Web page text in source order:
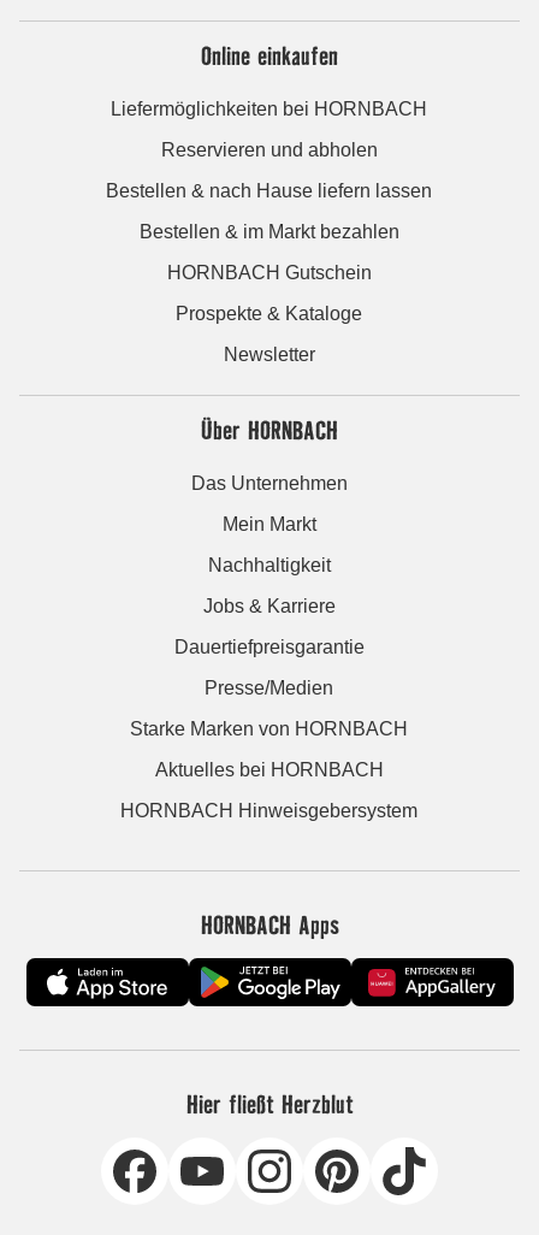
Online einkaufen
Liefermöglichkeiten bei HORNBACH
Reservieren und abholen
Bestellen & nach Hause liefern lassen
Bestellen & im Markt bezahlen
HORNBACH Gutschein
Prospekte & Kataloge
Newsletter
Über HORNBACH
Das Unternehmen
Mein Markt
Nachhaltigkeit
Jobs & Karriere
Dauertiefpreisgarantie
Presse/Medien
Starke Marken von HORNBACH
Aktuelles bei HORNBACH
HORNBACH Hinweisgebersystem
HORNBACH Apps
Hier fließt Herzblut